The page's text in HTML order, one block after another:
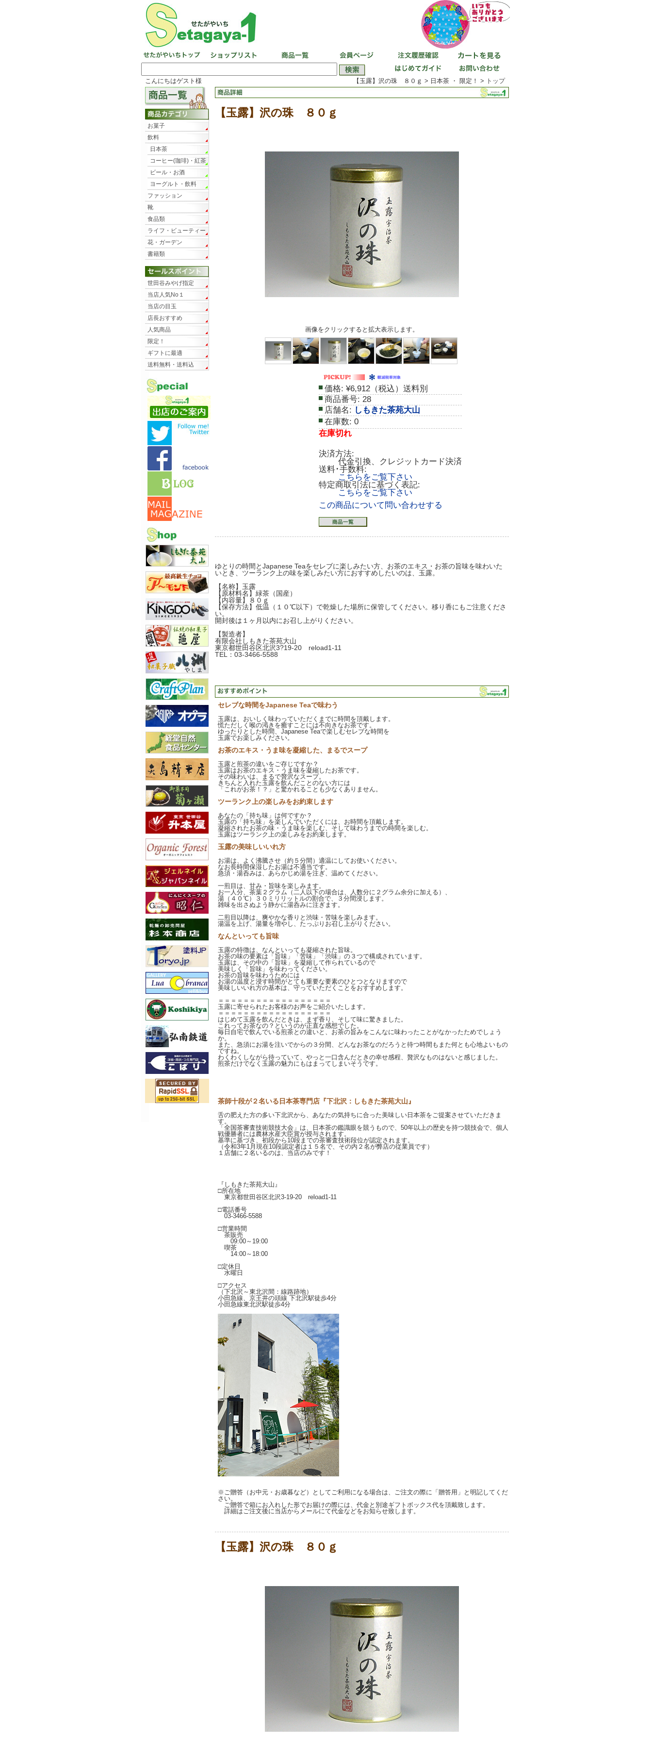
こんにちはゲスト様 【玉露】沢の珠 ８０ｇ > 日本茶 ・ 限定！ > トップ
【玉露】沢の珠 ８０ｇ
画像をクリックすると拡大表示します。
価格: ¥6,912（税込）送料別
商品番号: 28
店舗名: しもきた茶苑大山
在庫数: 0
在庫切れ
決済方法:
代金引換、クレジットカード決済
送料･手数料:
こちらをご覧下さい
特定商取引法に基づく表記:
こちらをご覧下さい
この商品について問い合わせする
ゆとりの時間とJapanese Teaをセレブに楽しみたい方、お茶のエキス・お茶の旨味を味わいた
いとき、ツーランク上の味を楽しみたい方におすすめしたいのは、玉露。
【名称】玉露
【原材料名】緑茶（国産）
【内容量】８０ｇ
【保存方法】低温（１０℃以下）で乾燥した場所に保管してください。移り香にもご注意くださ
い。
開封後は１ヶ月以内にお召し上がりください。
【製造者】
有限会社しもきた茶苑大山
東京都世田谷区北沢3?19-20 reload1-11
TEL：03-3466-5588
セレブな時間をJapanese Teaで味わう
玉露は、おいしく味わっていただくまでに時間を頂戴します。
慌ただしく喉の渇きを癒すことには不向きなお茶です。
ゆったりとした時間、Japanese Teaで楽しむセレブな時間を
玉露でお楽しみください。
お茶のエキス・うま味を凝縮した、まるでスープ
玉露と煎茶の違いをご存じですか？
玉露はお茶のエキス・うま味を凝縮したお茶です。
その味わいは、まるで贅沢なスープ。
きちんと入れた玉露を飲んだことのない方には
「これがお茶！？」と驚かれることも少なくありません。
ツーランク上の楽しみをお約束します
あなたの「持ち味」は何ですか？
玉露の「持ち味」を楽しんでいただくには、お時間を頂戴します。
凝縮されたお茶の味・うま味を楽しむ、そして味わうまでの時間を楽しむ。
玉露はツーランク上の楽しみをお約束します。
玉露の美味しいいれ方
お湯は、よく沸騰させ（約５分間）適温にしてお使いください。
なお長時間保湿したお湯は不適当です。
急須・湯呑みは、あらかじめ湯を注ぎ、温めてください。
一煎目は、甘み・旨味を楽しみます。
お一人分、茶葉２グラム（二人以下の場合は、人数分に２グラム余分に加える）、
湯（４０℃）３０ミリリットルの割合で、３分間浸します。
雑味を出さぬよう静かに湯呑みに注ぎます。
二煎目以降は、爽やかな香りと渋味・苦味を楽しみます。
湯温を上げ、湯量を増やし、たっぷりお召し上がりください。
なんといっても旨味
玉露の特徴は、なんといっても凝縮された旨味。
お茶の味の要素は「旨味」「苦味」「渋味」の３つで構成されています。
玉露は、その中の「旨味」を凝縮して作られているので
美味しく「旨味」を味わってください。
お茶の旨味を味わうためには
お湯の温度と浸す時間がとても重要な要素のひとつとなりますので
美味しいいれ方の基本は、守っていただくことをおすすめします。
＝＝＝＝＝＝＝＝＝＝＝＝＝＝＝＝＝＝
玉露に寄せられたお客様のお声をご紹介いたします。
＝＝＝＝＝＝＝＝＝＝＝＝＝＝＝＝＝＝
はじめて玉露を飲んだときは、まず香り、そして味に驚きました。
これってお茶なの？というのが正直な感想でした。
毎日自宅で飲んでいる煎茶との違いと、お茶の旨みをこんなに味わったことがなかったためでしょう
か。
また、急須にお湯を注いでからの３分間、どんなお茶なのだろうと待つ時間もまた何とも心地よいもの
ですね。
わくわくしながら待っていて、やっと一口含んだときの幸せ感程、贅沢なものはないと感じました。
煎茶だけでなく玉露の魅力にもはまってしまいそうです。
茶師十段が２名いる日本茶専門店『下北沢：しもきた茶苑大山』
舌の肥えた方の多い下北沢から、あなたの気持ちに合った美味しい日本茶をご提案させていただきま
す。
「全国茶審査技術競技大会」は、日本茶の鑑識眼を競うもので、50年以上の歴史を持つ競技会で、個人
戦優勝者には農林水産大臣賞が授与されます。
基準に基づき、初段から10段までの茶審査技術段位が認定されます。
（令和3年1月現在10段認定者は１５名で、その内２名が弊店の従業員です）
１店舗に２名いるのは、当店のみです！
『しもきた茶苑大山』
□所在地
東京都世田谷区北沢3-19-20 reload1-11
□電話番号
03-3466-5588
□営業時間
茶販売
09:00～19:00
喫茶
14:00～18:00
□定休日
水曜日
□アクセス
（下北沢～東北沢間：線路跡地）
小田急線、京王井の頭線 下北沢駅徒歩4分
小田急線東北沢駅徒歩4分
※ご贈答（お中元・お歳暮など）としてご利用になる場合は、ご注文の際に「贈答用」と明記してくだ
さい。
ご贈答で箱にお入れした形でお届けの際には、代金と別途ギフトボックス代を頂戴致します。
詳細はご注文後に当店からメールにて代金などをお知らせ致します。
【玉露】沢の珠 ８０ｇ
お菓子
飲料
日本茶
コーヒー(珈琲)・紅茶
ビール・お酒
ヨーグルト・飲料
ファッション
靴
食品類
ライフ・ビューティー
花・ガーデン
書籍類
世田谷みやげ指定
当店人気No１
当店の目玉
店長おすすめ
人気商品
限定！
ギフトに最適
送料無料・送料込